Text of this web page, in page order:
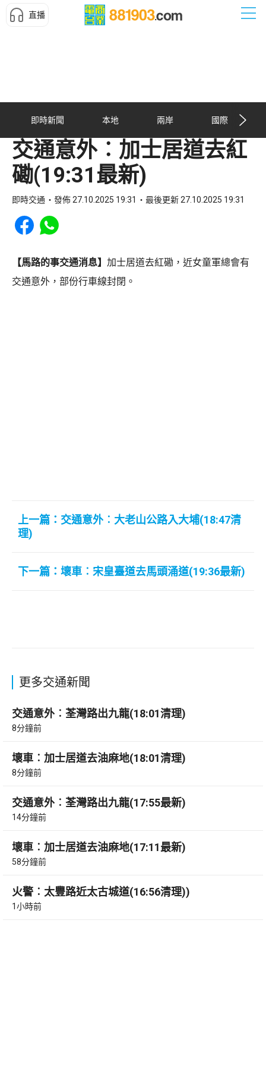
直播
即時新聞 本地 兩岸 國際
交通意外︰加士居道去紅
磡(19:31最新)
即時交通 發佈 27.10.2025 19:31 最後更新 27.10.2025 19:31
Share to Facebook
Share to WhatsApp
【馬路的事交通消息】 加士居道去紅磡，近女童軍總會有
交通意外，部份行車線封閉。
上一篇：交通意外︰大老山公路入大埔(18:47清
理)
下一篇：壞車︰宋皇臺道去馬頭涌道(19:36最新)
更多交通新聞
交通意外︰荃灣路出九龍(18:01清理)
8分鐘前
壞車︰加士居道去油麻地(18:01清理)
8分鐘前
交通意外︰荃灣路出九龍(17:55最新)
14分鐘前
壞車︰加士居道去油麻地(17:11最新)
58分鐘前
火警︰太豐路近太古城道(16:56清理))
1小時前